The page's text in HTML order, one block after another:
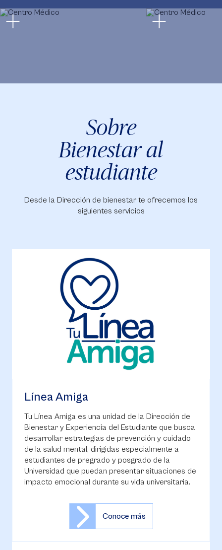
Sobre
Bienestar al
estudiante
Desde la Dirección de bienestar te ofrecemos los
siguientes servicios
Línea Amiga
Tu Línea Amiga es una unidad de la Dirección de
Bienestar y Experiencia del Estudiante que busca
desarrollar estrategias de prevención y cuidado
de la salud mental, dirigidas especialmente a
estudiantes de pregrado y posgrado de la
Universidad que puedan presentar situaciones de
impacto emocional durante su vida universitaria.
Conoce más